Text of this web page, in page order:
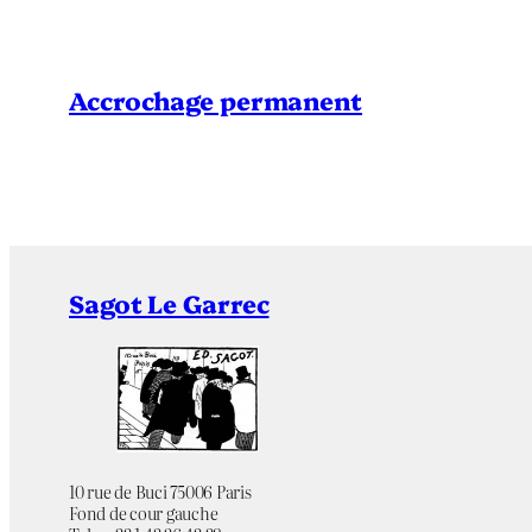
Accrochage permanent
Sagot Le Garrec
10 rue de Buci 75006 Paris
Fond de cour gauche